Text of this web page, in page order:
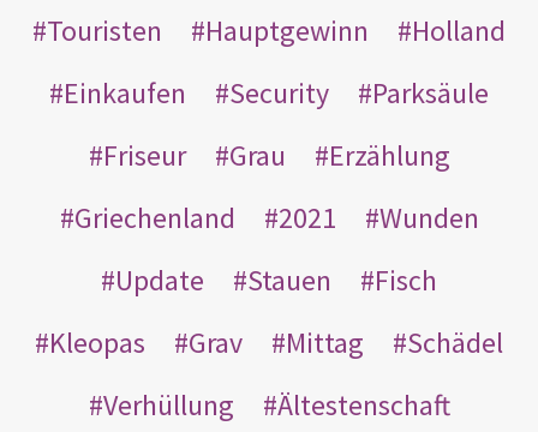
Touristen
Hauptgewinn
Holland
Einkaufen
Security
Parksäule
Friseur
Grau
Erzählung
Griechenland
2021
Wunden
Update
Stauen
Fisch
Kleopas
Grav Mittag
Schädel
Verhüllung
Ältestenschaft